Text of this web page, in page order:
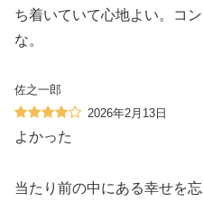
ち着いていて心地よい。コ
な。
佐之一郎
2026年2月13日
よかった
当たり前の中にある幸せを